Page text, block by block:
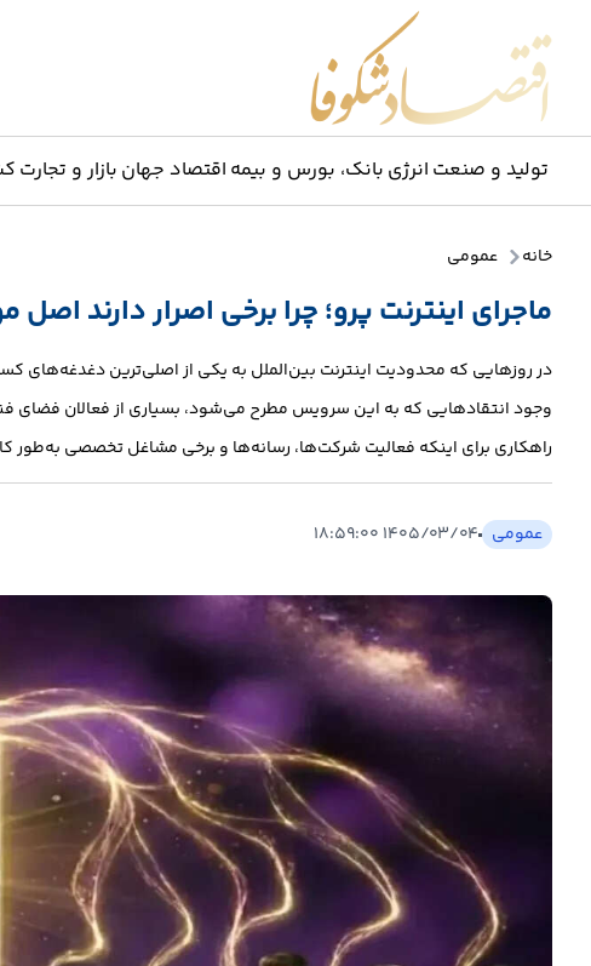
تولید و صنعت انرژی بانک، بورس و بیمه اقتصاد جهان بازار و تجارت
خانه عمومی
ماجرای اینترنت پرو؛ چرا برخی اصرار دارند
در روزهایی که محدودیت اینترنت بین‌الملل به یکی از اصلی‌ترین دغدغه‌های
وجود انتقادهایی که به این سرویس مطرح می‌شود، بسیاری از فعالان فضای
راهکاری برای اینکه فعالیت شرکت‌ها، رسانه‌ها و برخی مشاغل تخصصی
عمومی ۱۴۰۵/۰۳/۰۴ ۱۸:۵۹:۰۰